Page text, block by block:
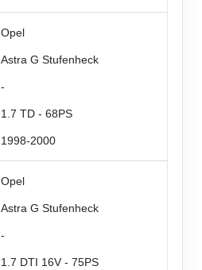
Opel
Astra G Stufenheck
-
1.7 TD - 68PS
1998-2000
Opel
Astra G Stufenheck
-
1.7 DTI 16V - 75PS